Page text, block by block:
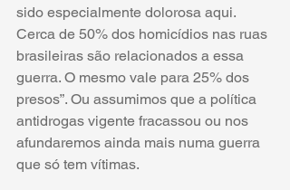
sido especialmente dolorosa aqui.
Cerca de 50% dos homicídios nas ruas
brasileiras são relacionados a essa
guerra. O mesmo vale para 25% dos
presos”. Ou assumimos que a política
antidrogas vigente fracassou ou nos
afundaremos ainda mais numa guerra
que só tem vítimas.